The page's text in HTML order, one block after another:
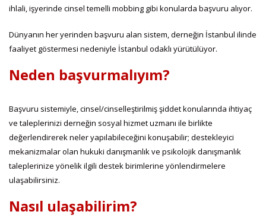
ihlali, işyerinde cinsel temelli mobbing gibi konularda başvuru alıyor.
Dünyanın her yerinden başvuru alan sistem, derneğin İstanbul ilinde
faaliyet göstermesi nedeniyle İstanbul odaklı yürütülüyor.
Neden başvurmalıyım?
Başvuru sistemiyle, cinsel/cinselleştirilmiş şiddet konularında ihtiyaç
ve taleplerinizi derneğin sosyal hizmet uzmanı ile birlikte
değerlendirerek neler yapılabileceğini konuşabilir; destekleyici
mekanizmalar olan hukuki danışmanlık ve psikolojik danışmanlık
taleplerinize yönelik ilgili destek birimlerine yönlendirmelere
ulaşabilirsiniz.
Nasıl ulaşabilirim?